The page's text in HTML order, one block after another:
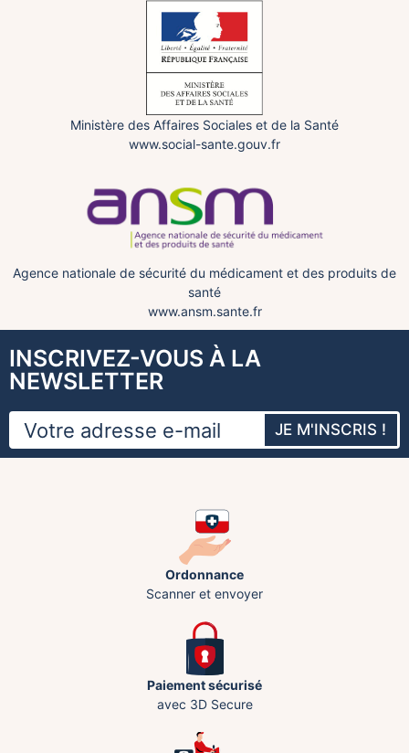
Ministère des Affaires Sociales et de la Santé
www.social-sante.gouv.fr
Agence nationale de sécurité du médicament et des produits de
santé
www.ansm.sante.fr
INSCRIVEZ-VOUS À LA
NEWSLETTER
JE M'INSCRIS !
Ordonnance
Scanner et envoyer
Paiement sécurisé
avec 3D Secure